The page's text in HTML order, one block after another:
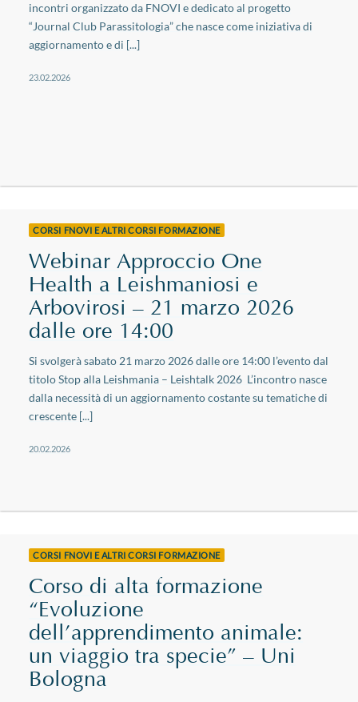
incontri organizzato da FNOVI e dedicato al progetto
“Journal Club Parassitologia” che nasce come iniziativa di
aggiornamento e di [...]
23.02.2026
CORSI FNOVI E ALTRI CORSI FORMAZIONE
Webinar Approccio One
Health a Leishmaniosi e
Arbovirosi – 21 marzo 2026
dalle ore 14:00
Si svolgerà sabato 21 marzo 2026 dalle ore 14:00 l’evento dal
titolo Stop alla Leishmania – Leishtalk 2026 L’incontro nasce
dalla necessità di un aggiornamento costante su tematiche di
crescente [...]
20.02.2026
CORSI FNOVI E ALTRI CORSI FORMAZIONE
Corso di alta formazione
“Evoluzione
dell’apprendimento animale:
un viaggio tra specie” – Uni
Bologna